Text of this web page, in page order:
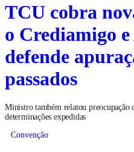
TCU cobra
o Crediamigo
defende
passados
Ministro também relatou preocupação
determinações expedidas
Convenção